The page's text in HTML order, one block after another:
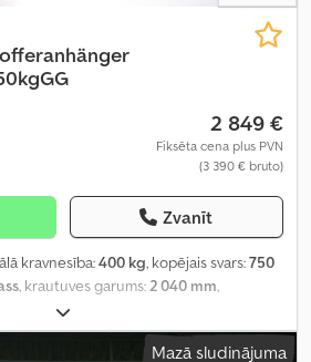
2 849 €
Fiksēta cena plus PVN
(3 390 € bruto)
Zvanīt
kravnesība:400 kg, kopējais svars:750
, krautuves garums: 2 040 mm
1 150 mm
Mazā sludinājuma